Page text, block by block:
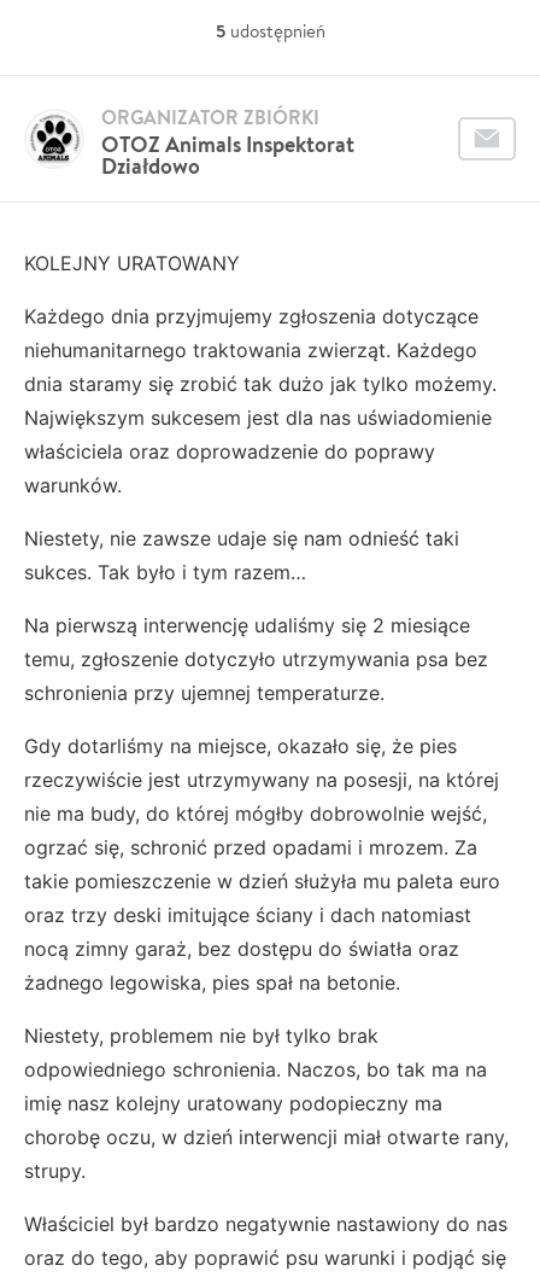
5 udostępnień
OTOZ Animals Inspektorat
Działdowo
ORGANIZATOR ZBIÓRKI
KOLEJNY URATOWANY
Każdego dnia przyjmujemy zgłoszenia dotyczące
niehumanitarnego traktowania zwierząt. Każdego
dnia staramy się zrobić tak dużo jak tylko możemy.
Największym sukcesem jest dla nas uświadomienie
właściciela oraz doprowadzenie do poprawy
warunków.
Niestety, nie zawsze udaje się nam odnieść taki
sukces. Tak było i tym razem…
Na pierwszą interwencję udaliśmy się 2 miesiące
temu, zgłoszenie dotyczyło utrzymywania psa bez
schronienia przy ujemnej temperaturze.
Gdy dotarliśmy na miejsce, okazało się, że pies
rzeczywiście jest utrzymywany na posesji, na której
nie ma budy, do której mógłby dobrowolnie wejść,
ogrzać się, schronić przed opadami i mrozem. Za
takie pomieszczenie w dzień służyła mu paleta euro
oraz trzy deski imitujące ściany i dach natomiast
nocą zimny garaż, bez dostępu do światła oraz
żadnego legowiska, pies spał na betonie.
Niestety, problemem nie był tylko brak
odpowiedniego schronienia. Naczos, bo tak ma na
imię nasz kolejny uratowany podopieczny ma
chorobę oczu, w dzień interwencji miał otwarte rany,
strupy.
Właściciel był bardzo negatywnie nastawiony do nas
oraz do tego, aby poprawić psu warunki i podjąć się